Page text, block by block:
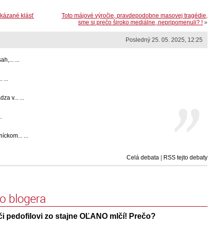
Toto májové výročie, pravdepodobne masovej tragédie,
sme si prečo široko mediálne, nepripomenuli? ! »
klásť
Posledný 25. 05. 2025, 12:25
...
v... ...
...
Celá debata | RSS tejto debaty
blogera
pedofilovi zo stajne OĽANO mlčí! Prečo?